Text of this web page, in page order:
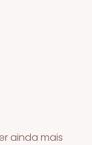
ainda mais